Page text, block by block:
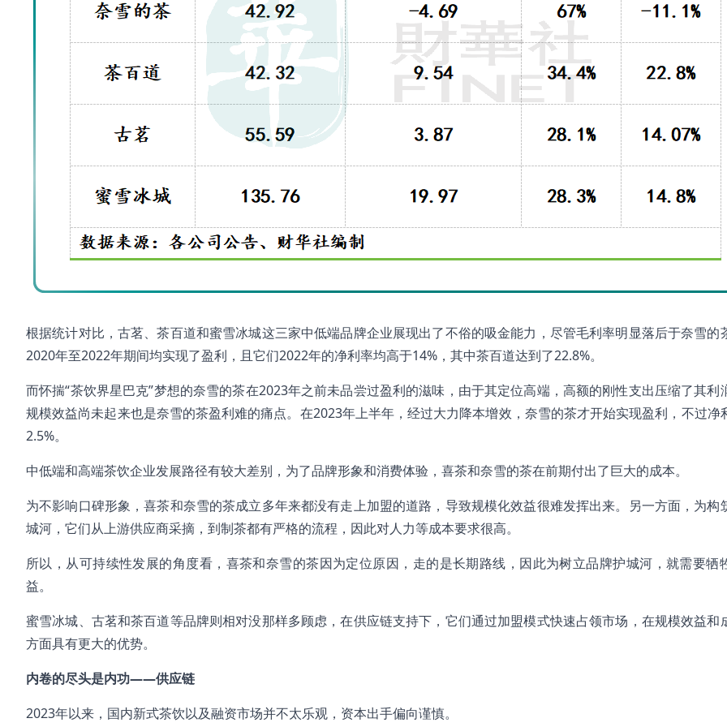
根据统计对比，古茗、茶百道和蜜雪冰城这三家中低端品牌企业展现出了不俗的吸金能力，尽管毛利率明显落后于奈雪的
2020年至2022年期间均实现了盈利，且它们2022年的净利率均高于14%，其中茶百道达到了22.8%。
而怀揣“茶饮界星巴克”梦想的奈雪的茶在2023年之前未品尝过盈利的滋味，由于其定位高端，高额的刚性支出压缩了其利
规模效益尚未起来也是奈雪的茶盈利难的痛点。在2023年上半年，经过大力降本增效，奈雪的茶才开始实现盈利，不过净
2.5%。
中低端和高端茶饮企业发展路径有较大差别，为了品牌形象和消费体验，喜茶和奈雪的茶在前期付出了巨大的成本。
为不影响口碑形象，喜茶和奈雪的茶成立多年来都没有走上加盟的道路，导致规模化效益很难发挥出来。另一方面，为构
城河，它们从上游供应商采摘，到制茶都有严格的流程，因此对人力等成本要求很高。
所以，从可持续性发展的角度看，喜茶和奈雪的茶因为定位原因，走的是长期路线，因此为树立品牌护城河，就需要牺
益。
蜜雪冰城、古茗和茶百道等品牌则相对没那样多顾虑，在供应链支持下，它们通过加盟模式快速占领市场，在规模效益和
方面具有更大的优势。
内卷的尽头是内功——供应链
2023年以来，国内新式茶饮以及融资市场并不太乐观，资本出手偏向谨慎。